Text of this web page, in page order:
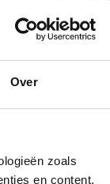
Over
zoals
en content,